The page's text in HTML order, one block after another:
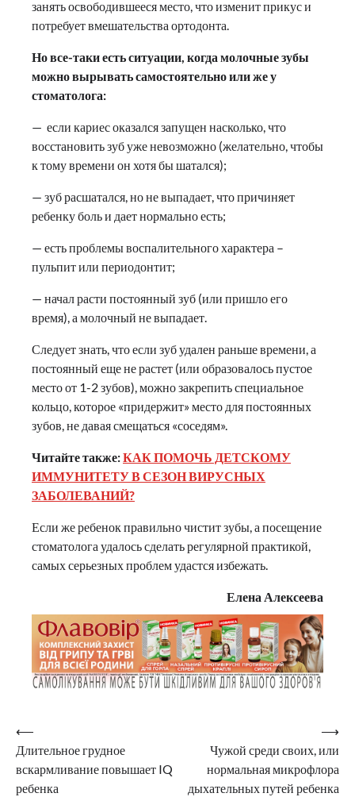
занять освободившееся место, что изменит прикус и
потребует вмешательства ортодонта.
Но все-таки есть ситуации, когда молочные зубы
можно вырывать самостоятельно или же у
стоматолога:
— если кариес оказался запущен насколько, что
восстановить зуб уже невозможно (желательно, чтобы
к тому времени он хотя бы шатался);
— зуб расшатался, но не выпадает, что причиняет
ребенку боль и дает нормально есть;
— есть проблемы воспалительного характера –
пульпит или периодонтит;
— начал расти постоянный зуб (или пришло его
время), а молочный не выпадает.
Следует знать, что если зуб удален раньше времени, а
постоянный еще не растет (или образовалось пустое
место от 1-2 зубов), можно закрепить специальное
кольцо, которое «придержит» место для постоянных
зубов, не давая смещаться «соседям».
Читайте также:КАК ПОМОЧЬ ДЕТСКОМУ
ИММУНИТЕТУ В СЕЗОН ВИРУСНЫХ
ЗАБОЛЕВАНИЙ?
Если же ребенок правильно чистит зубы, а посещение
стоматолога удалось сделать регулярной практикой,
самых серьезных проблем удастся избежать.
Елена Алексеева
Навигация
по
записям
⟵
Длительное грудное
вскармливание повышает IQ
ребенка
Чужой среди своих, или
нормальная микрофлора
дыхательных путей ребенка
⟶